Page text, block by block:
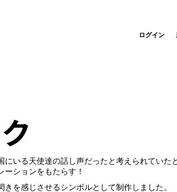
ログイン
にいる天使達の話し声だったと考えられていた
ーションをもたらす！
きを感じさせるシンボルとして制作しました。